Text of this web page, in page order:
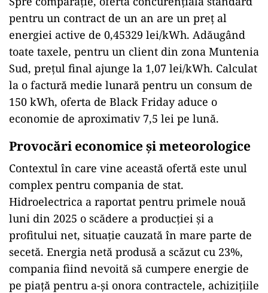
pentru un contract de un an are un preț al
energiei active de 0,45329 lei/kWh. Adăugând
toate taxele, pentru un client din zona Muntenia
Sud, prețul final ajunge la 1,07 lei/kWh. Calculat
la o factură medie lunară pentru un consum de
150 kWh, oferta de Black Friday aduce o
economie de aproximativ 7,5 lei pe lună.
Provocări economice și meteorologice
Contextul în care vine această ofertă este unul
complex pentru compania de stat.
Hidroelectrica a raportat pentru primele nouă
luni din 2025 o scădere a producției și a
profitului net, situație cauzată în mare parte de
secetă. Energia netă produsă a scăzut cu 23%,
compania fiind nevoită să cumpere energie de
pe piață pentru a-și onora contractele, achizițiile